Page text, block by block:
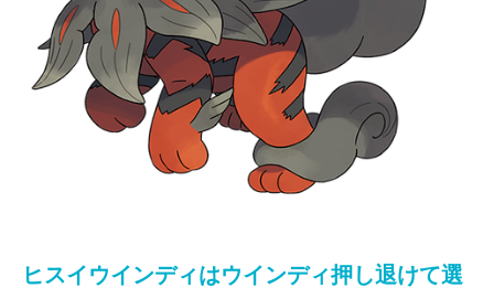
ヒスイウインディはウインディ押し退けて選